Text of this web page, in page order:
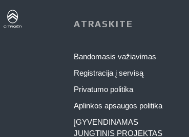
ATRASKITE
Bandomasis važiavimas
Registracija į servisą
Privatumo politika
Aplinkos apsaugos politika
ĮGYVENDINAMAS
JUNGTINIS PROJEKTAS